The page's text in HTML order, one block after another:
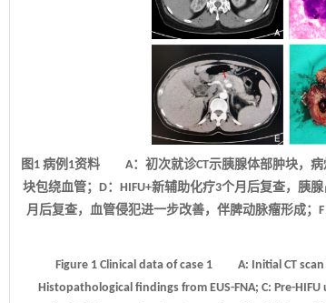
图1 病例 1资料 A：初次就诊CT示胰腺体部肿块，病
块包绕血管；D：HIFU+新辅助化疗3个月后复查，胰
月后复查，血管侵犯进一步改善，伴脾动脉瘤形成；
Figure 1Clinical data of case 1 A: Initial CT scan
Histopathological findings from EUS-FNA; C: Pre-